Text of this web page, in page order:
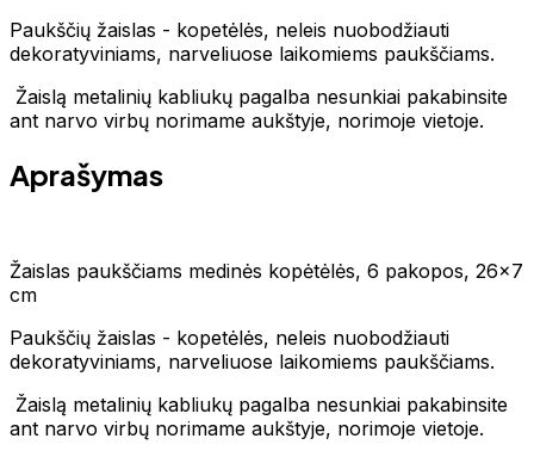
Paukščių žaislas - kopetėlės, neleis nuobodžiauti
dekoratyviniams, narveliuose laikomiems paukščiams.
Žaislą metalinių kabliukų pagalba nesunkiai pakabinsite
ant narvo virbų norimame aukštyje, norimoje vietoje.
Aprašymas
Žaislas paukščiams medinės kopėtėlės, 6 pakopos, 26x7
cm
Paukščių žaislas - kopetėlės, neleis nuobodžiauti
dekoratyviniams, narveliuose laikomiems paukščiams.
Žaislą metalinių kabliukų pagalba nesunkiai pakabinsite
ant narvo virbų norimame aukštyje, norimoje vietoje.